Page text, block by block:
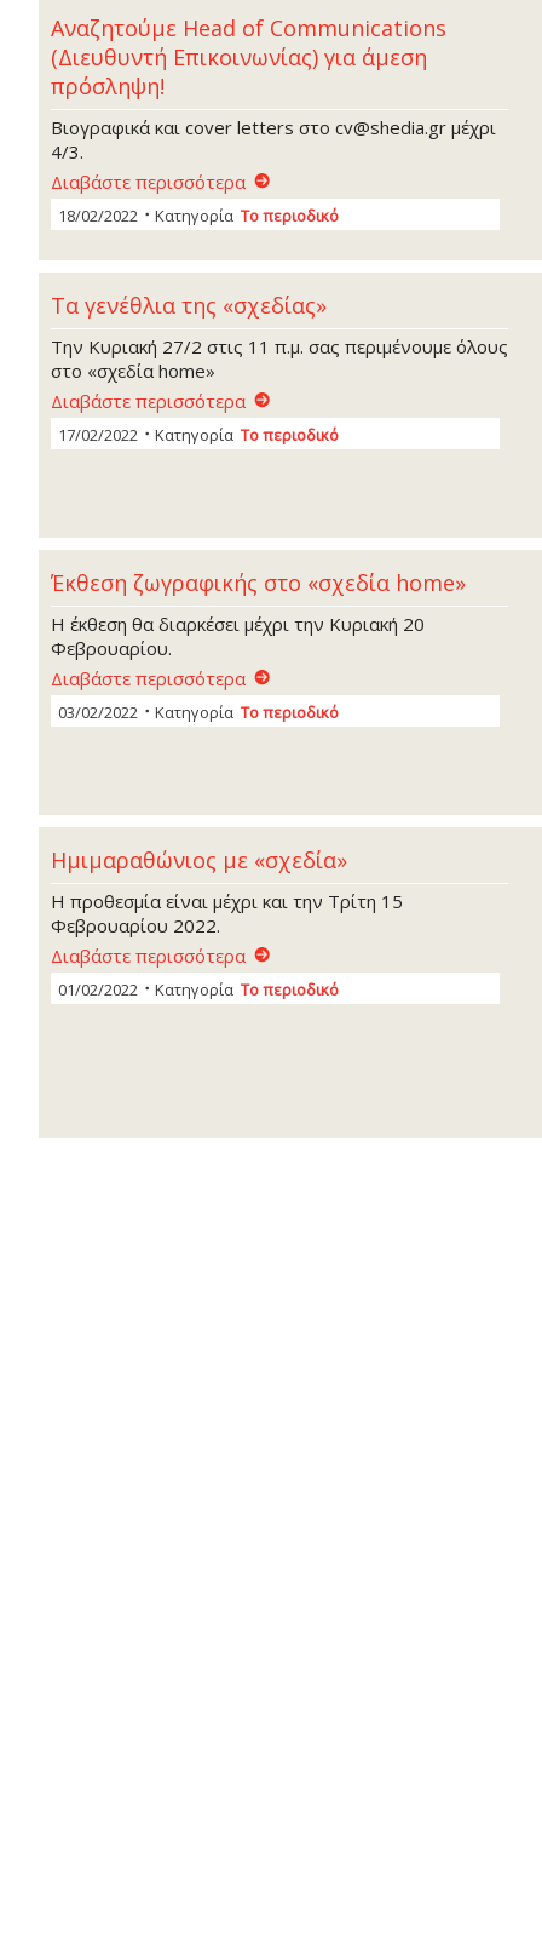
Αναζητούμε Head of Communications
(Διευθυντή Επικοινωνίας) για άμεση
πρόσληψη!
Βιογραφικά και cover letters στο cv@shedia.gr μέχρι
4/3.
Διαβάστε περισσότερα
18/02/2022 Κατηγορία Το περιοδικό
Τα γενέθλια της «σχεδίας»
Την Κυριακή 27/2 στις 11 π.μ. σας περιμένουμε όλους
στο «σχεδία home»
Διαβάστε περισσότερα
17/02/2022 Κατηγορία Το περιοδικό
Έκθεση ζωγραφικής στο «σχεδία home»
Η έκθεση θα διαρκέσει μέχρι την Κυριακή 20
Φεβρουαρίου.
Διαβάστε περισσότερα
03/02/2022 Κατηγορία Το περιοδικό
Ημιμαραθώνιος με «σχεδία»
Η προθεσμία είναι μέχρι και την Τρίτη 15
Φεβρουαρίου 2022.
Διαβάστε περισσότερα
01/02/2022 Κατηγορία Το περιοδικό